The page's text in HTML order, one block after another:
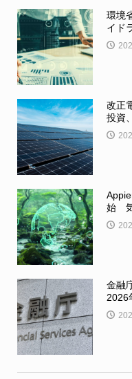
環境
イド
改正
投資
始 気
金融
2026